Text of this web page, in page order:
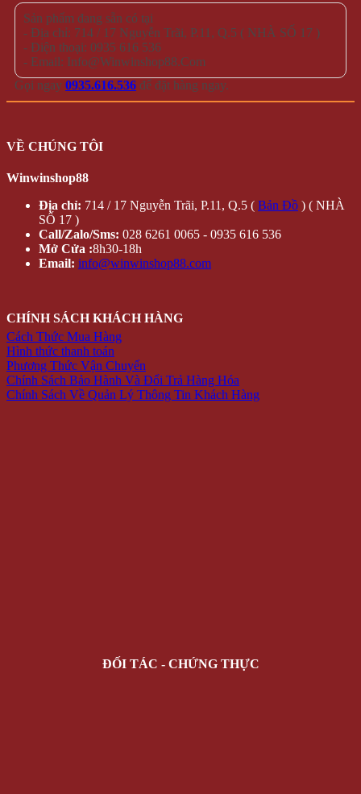
Sản phẩm đang sẵn có tại
- Địa chỉ: 714 / 17 Nguyễn Trãi, P.11, Q.5 ( NHÀ SỐ 17 )
- Điện thoại: 0935 616 536
- Email: Info@Winwinshop88.Com
Gọi ngay 0935.616.536 để đặt hàng ngay.
VỀ CHÚNG TÔI
Winwinshop88
Địa chỉ: 714 / 17 Nguyễn Trãi, P.11, Q.5 ( Bản Đồ ) ( NHÀ
SỐ 17 )
Call/Zalo/Sms: 028 6261 0065 - 0935 616 536
Mở Cửa :8h30-18h
Email: info@winwinshop88.com
CHÍNH SÁCH KHÁCH HÀNG
Cách Thức Mua Hàng
Hình thức thanh toán
Phương Thức Vận Chuyển
Chính Sách Bảo Hành Và Đổi Trả Hàng Hóa
Chính Sách Về Quản Lý Thông Tin Khách Hàng
ĐỐI TÁC - CHỨNG THỰC